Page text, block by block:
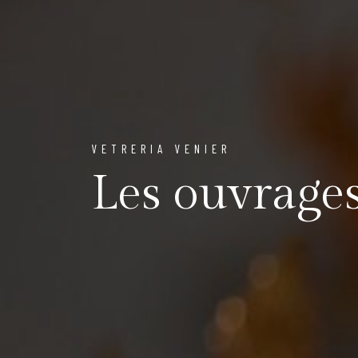
VETRERIA VENIER
Les